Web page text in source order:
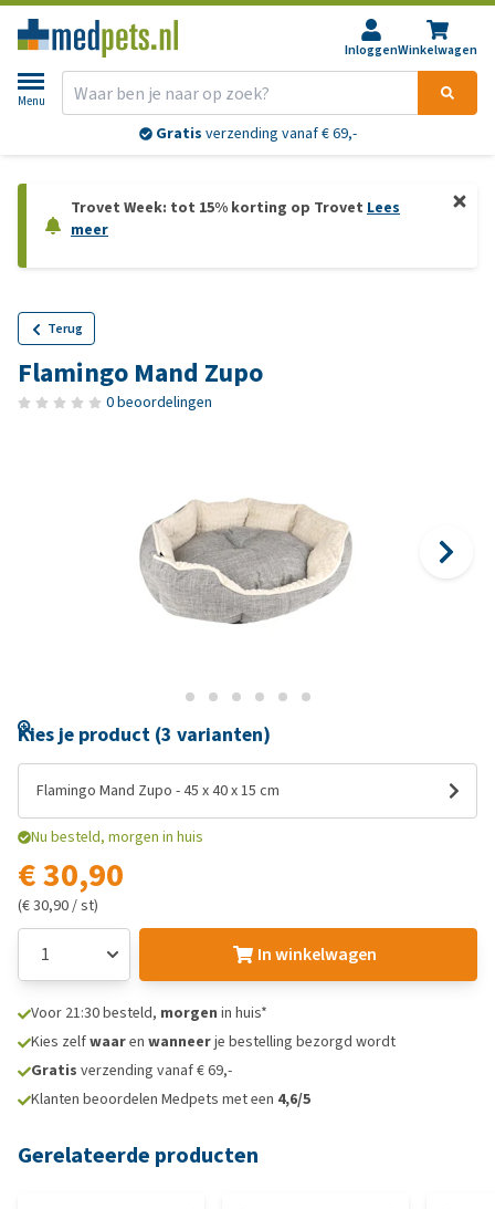
InloggenWinkelwagen
Menu
Gratis verzending vanaf € 69,-
Trovet Week: tot 15% korting op Trovet Lees
meer
Terug
Flamingo Mand Zupo
0 beoordelingen
Kies je product (3 varianten)
Flamingo Mand Zupo - 45 x 40 x 15 cm
Nu besteld, morgen in huis
€ 30,90
(€ 30,90 / st)
In winkelwagen
Voor 21:30 besteld, morgen in huis*
Kies zelfwaaren wanneerje bestelling bezorgd wordt
Gratis verzending vanaf € 69,-
Klanten beoordelen Medpets met een 4,6/5
Gerelateerde producten